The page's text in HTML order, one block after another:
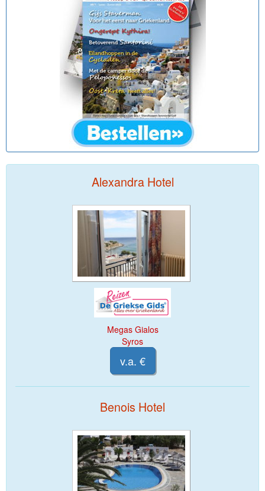
Alexandra Hotel
Megas Gialos
Syros
v.a. €
Benois Hotel